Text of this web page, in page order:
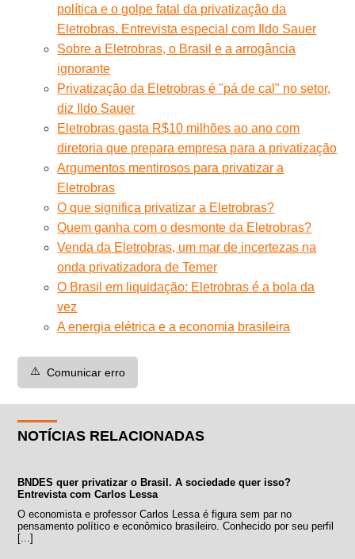
política e o golpe fatal da privatização da
Eletrobras. Entrevista especial com Ildo Sauer
Sobre a Eletrobras, o Brasil e a arrogância
ignorante
Privatização da Eletrobras é "pá de cal" no setor,
diz Ildo Sauer
Eletrobras gasta R$10 milhões ao ano com
diretoria que prepara empresa para a privatização
Argumentos mentirosos para privatizar a
Eletrobras
O que significa privatizar a Eletrobras?
Quem ganha com o desmonte da Eletrobras?
Venda da Eletrobras, um mar de incertezas na
onda privatizadora de Temer
O Brasil em liquidação: Eletrobras é a bola da
vez
A energia elétrica e a economia brasileira
⚠️ Comunicar erro
NOTÍCIAS RELACIONADAS
BNDES quer privatizar o Brasil. A sociedade quer isso?
Entrevista com Carlos Lessa
O economista e professor Carlos Lessa é figura sem par no
pensamento político e econômico brasileiro. Conhecido por seu perfil
[...]